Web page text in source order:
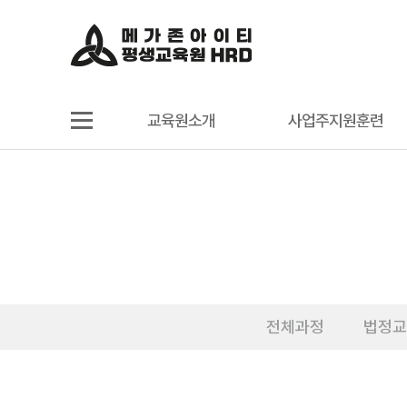
교육원소개 사업주지원훈련
전체과정 법정